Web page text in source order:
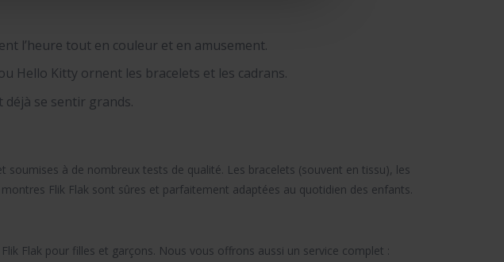
l’heure tout en couleur et en amusement.
Hello Kitty ornent les bracelets et les cadrans.
se sentir grands.
à de nombreux tests de qualité. Les bracelets (souvent en tissu), les
Flik Flak sont sûres et parfaitement adaptées au quotidien des enfants.
Flak pour filles et garçons. Nous vous offrons aussi un service complet :